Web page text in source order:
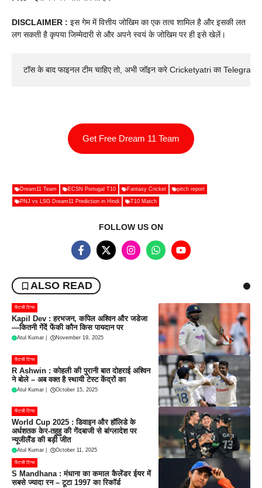
DISCLAIMER : इस गेम में वित्तीय जोखिम का एक तत्व शामिल है और इसकी लत
लग सकती है कृपया जिम्मेदारी से और अपने स्वयं के जोखिम पर ही इसे खेलें।
टॉस के बाद फाइनल टीम चाहिए तो, अभी जॉइन करे Cricketyatri का
Get Free Dream 11 Team
Dream11 Team ECSN Portugal T10 Fantasy Cricket pitch report
PNJ vs LSG Dream11 Prediction in Hindi T10 Match
FOLLOW US ON
ALSO READ
फैंटसी टिप्स
Kapil Dev : हरभजन, कपिल अश्विन और जडेजा
—कितनी गेंदें फेंकी कौन किस पायदान पर
Atul Kumar November 19, 2025
फैंटसी टिप्स
R Ashwin : कोहली की पुरानी बात दोहराई अश्विन
ने बोले – अब वक्त है स्थायी टेस्ट केंद्रों का
Atul Kumar October 15, 2025
फैंटसी टिप्स
World Cup 2025 : डिवाइन और हॉलिडे के
अर्धशतक केर-तहुहु की गेंदबाजी से बांग्लादेश पर
न्यूजीलैंड की बड़ी जीत
Atul Kumar October 11, 2025
फैंटसी टिप्स
S Mandhana : मंधाना का कमाल कैलेंडर ईयर में
सबसे ज्यादा रन – टूटा 1997 का रिकॉर्ड